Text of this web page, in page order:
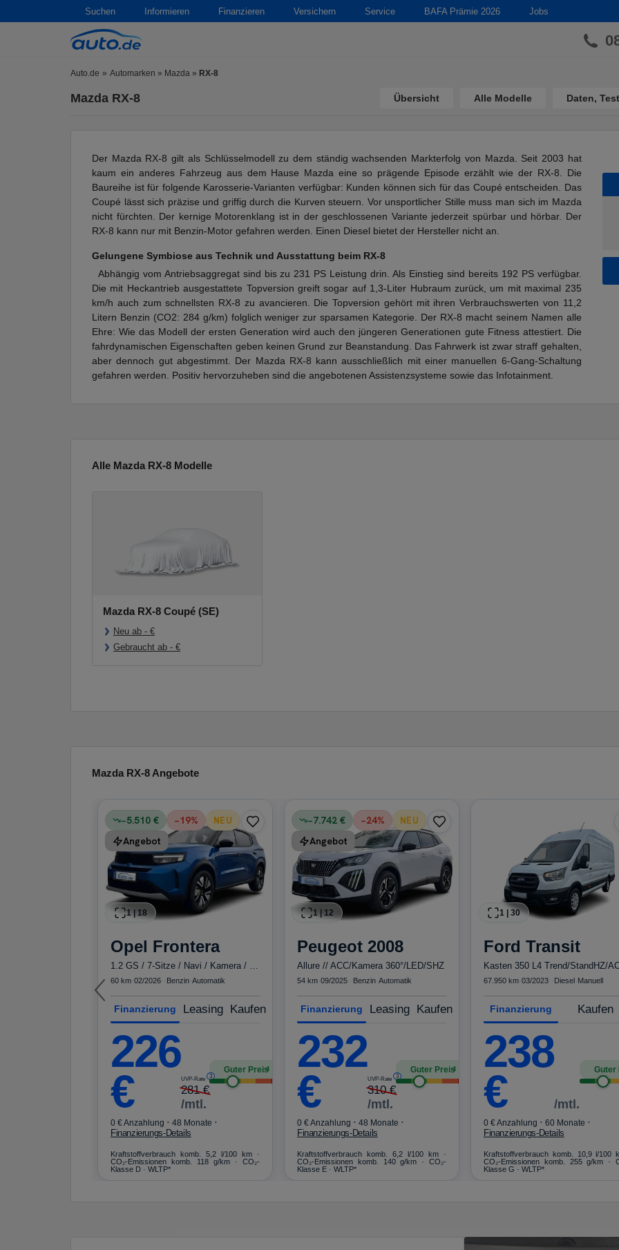
Suchen Informieren Finanzieren Versichern Service BAFA Prämie 2026 Jobs
Auto.de Automarken » Mazda » RX-8
Mazda RX-8 Übersicht Alle Modelle Daten,
Der Mazda RX-8 gilt als Schlüsselmodell zu dem ständig wachsenden Markterfolg von Mazda. Seit 2003 hat
kaum ein anderes Fahrzeug aus dem Hause Mazda eine so prägende Episode erzählt wie der RX-8. Die
Baureihe ist für folgende Karosserie-Varianten verfügbar: Kunden können sich für das Coupé entscheiden. Das
Coupé lässt sich präzise und griffig durch die Kurven steuern. Vor unsportlicher Stille muss man sich im Mazda
nicht fürchten. Der kernige Motorenklang ist in der geschlossenen Variante jederzeit spürbar und hörbar. Der
RX-8 kann nur mit Benzin-Motor gefahren werden. Einen Diesel bietet der Hersteller nicht an.
Gelungene Symbiose aus Technik und Ausstattung beim RX-8
Abhängig vom Antriebsaggregat sind bis zu 231 PS Leistung drin. Als Einstieg sind bereits 192 PS verfügbar.
Die mit Heckantrieb ausgestattete Topversion greift sogar auf 1,3-Liter Hubraum zurück, um mit maximal 235
km/h auch zum schnellsten RX-8 zu avancieren. Die Topversion gehört mit ihren Verbrauchswerten von 11,2
Litern Benzin (CO2: 284 g/km) folglich weniger zur sparsamen Kategorie. Der RX-8 macht seinem Namen alle
Ehre: Wie das Modell der ersten Generation wird auch den jüngeren Generationen gute Fitness attestiert. Die
fahrdynamischen Eigenschaften geben keinen Grund zur Beanstandung. Das Fahrwerk ist zwar straff gehalten,
aber dennoch gut abgestimmt. Der Mazda RX-8 kann ausschließlich mit einer manuellen 6-Gang-Schaltung
gefahren werden. Positiv hervorzuheben sind die angebotenen Assistenzsysteme sowie das Infotainment.
Alle Mazda RX-8 Modelle
Mazda RX-8 Coupé (SE)
Neu ab - €
Gebraucht ab - €
Mazda RX-8 Angebote
−5.510 € −19% NEU
Angebot
1|18
Opel Frontera
1.2 GS / 7-Sitze / Navi / Kamera / Einparkhilfe
60 km 02/2026 Benzin Automatik
Finanzierung Leasing Kaufen
226
€ UVP-Rate 3
281€
/mtl.
Guter Preis4
0 € Anzahlung · 48 Monate ·
Finanzierungs-Details
Kraftstoffverbrauch komb. 5,2 l/100 km ·
CO₂-Emissionen komb. 118 g/km · CO₂-
Klasse D · WLTP*
−7.742 € −24% NEU
Angebot
1 | 12
Peugeot 2008
Allure // ACC/Kamera 360°/LED/SHZ
54 km 09/2025 Benzin Automatik
Finanzierung Leasing Kaufen
232
€ UVP-Rate 3
310€
/mtl.
Guter Preis4
0 € Anzahlung · 48 Monate ·
Finanzierungs-Details
Kraftstoffverbrauch komb. 6,2 l/100 km ·
CO₂-Emissionen komb. 140 g/km · CO₂-
Klasse E · WLTP*
1 | 30
Ford Transit
67.950 km 03/2023 Diesel Manuell
Finanzierung Kaufen
238
€ /mtl.
Guter
0 € Anzahlung · 60 Monate ·
Finanzierungs-Details
Kraftstoffverbrauch komb. 10,9 l/100
CO₂-Emissionen komb. 255 g/km ·
Klasse G · WLTP*